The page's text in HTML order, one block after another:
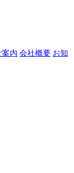
案内 会社概要 お知